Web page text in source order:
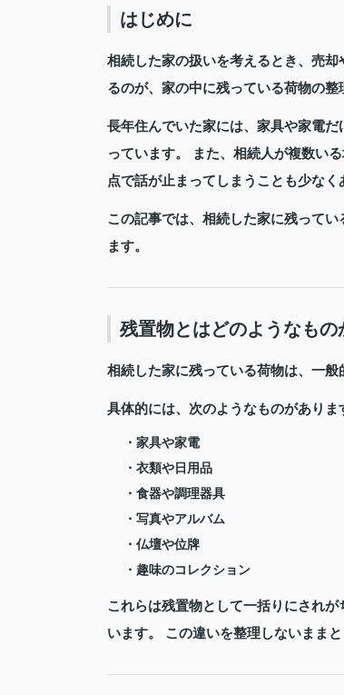
はじめに
相続した家の扱いを考えるとき、売
るのが、家の中に残っている荷物の整
長年住んでいた家には、家具や家電
っています。 また、相続人が複数い
点で話が止まってしまうことも少なく
この記事では、相続した家に残って
ます。
残置物とはどのようなもの
相続した家に残っている荷物は、一般
具体的には、次のようなものがありま
・家具や家電
・衣類や日用品
・食器や調理器具
・写真やアルバム
・仏壇や位牌
・趣味のコレクション
これらは残置物として一括りにされが
います。
この違いを整理しないまま